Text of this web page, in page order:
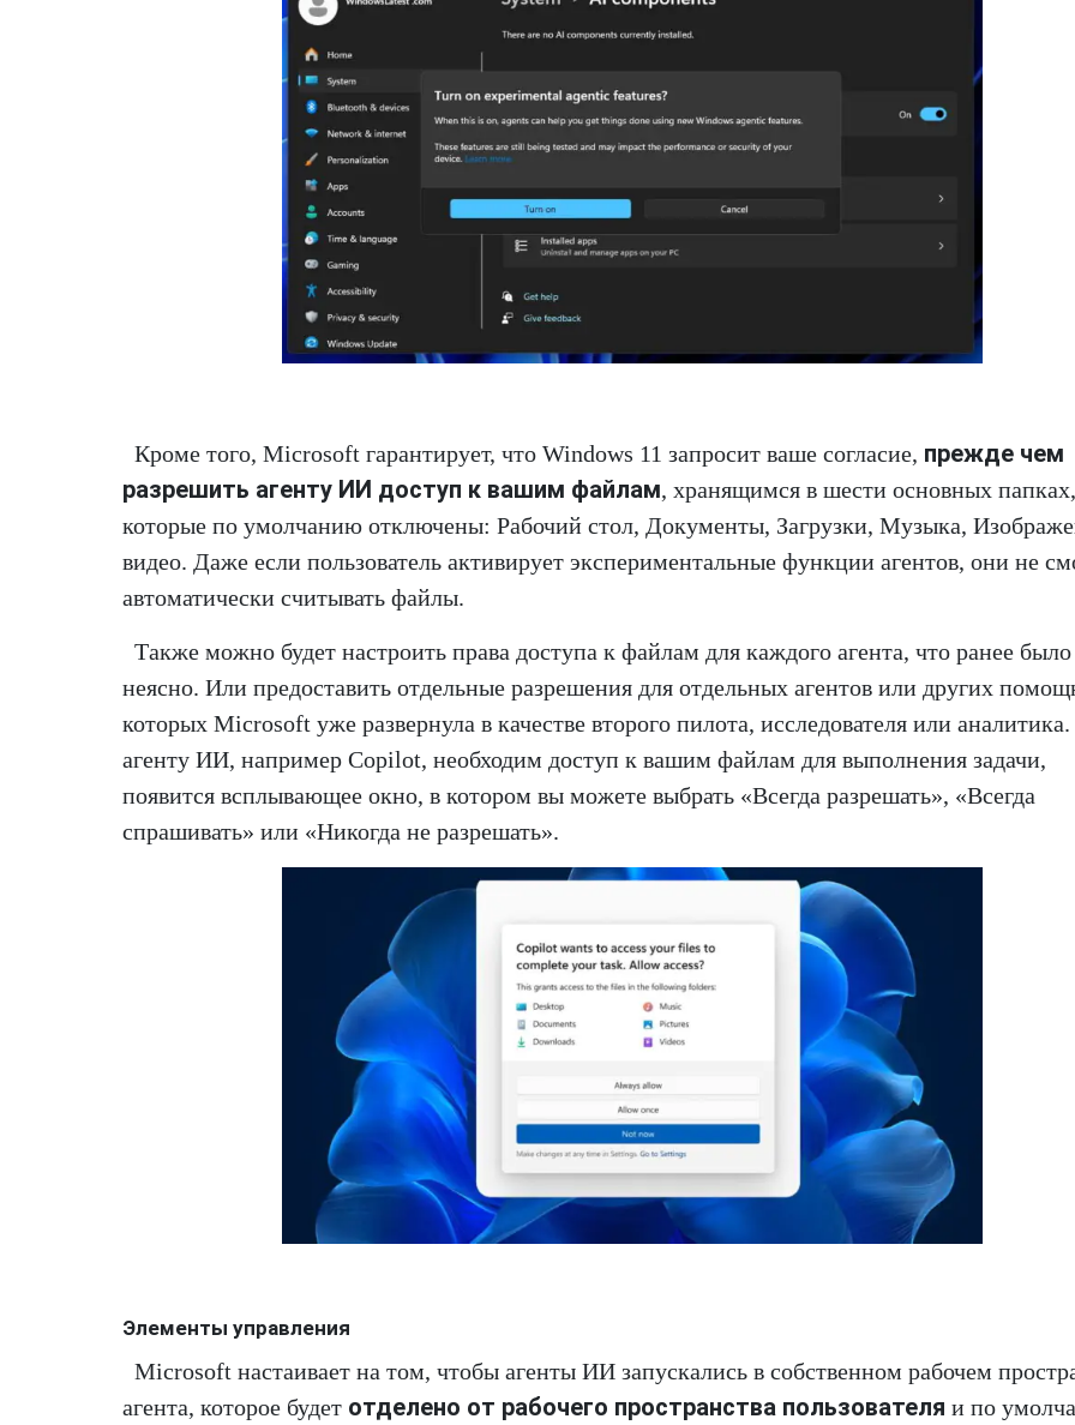
Кроме того, Microsoft гарантирует, что Windows 11 запросит ваше согласие, прежде чем
разрешить агенту ИИ доступ к вашим файлам, хранящимся в шести основных папках,
которые по умолчанию отключены: Рабочий стол, Документы, Загрузки, Музыка,
видео. Даже если пользователь активирует экспериментальные функции агентов, они не
автоматически считывать файлы.
Также можно будет настроить права доступа к файлам для каждого агента, что ранее было
неясно. Или предоставить отдельные разрешения для отдельных агентов или других
которых Microsoft уже развернула в качестве второго пилота, исследователя или
агенту ИИ, например Copilot, необходим доступ к вашим файлам для выполнения задачи,
появится всплывающее окно, в котором вы можете выбрать «Всегда разрешать», «Всегда
спрашивать» или «Никогда не разрешать».
Элементы управления
Microsoft настаивает на том, чтобы агенты ИИ запускались в собственном рабочем
агента, которое будет отделено от рабочего пространства пользователя и по